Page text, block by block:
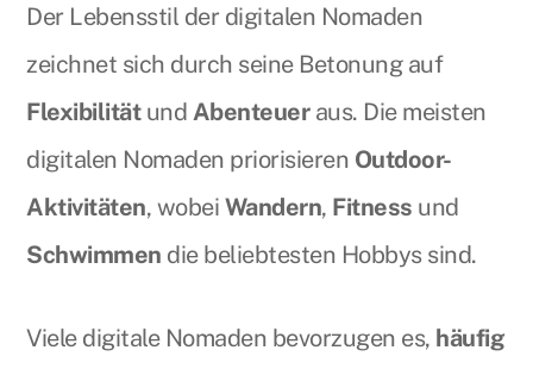
Der Lebensstil der digitalen Nomaden
zeichnet sich durch seine Betonung auf
Flexibilitätund Abenteueraus. Die meisten
digitalen Nomaden priorisieren Outdoor-
Aktivitäten, wobei Wandern, Fitness und
Schwimmen die beliebtesten Hobbys sind.
Viele digitale Nomaden bevorzugen es, häufig